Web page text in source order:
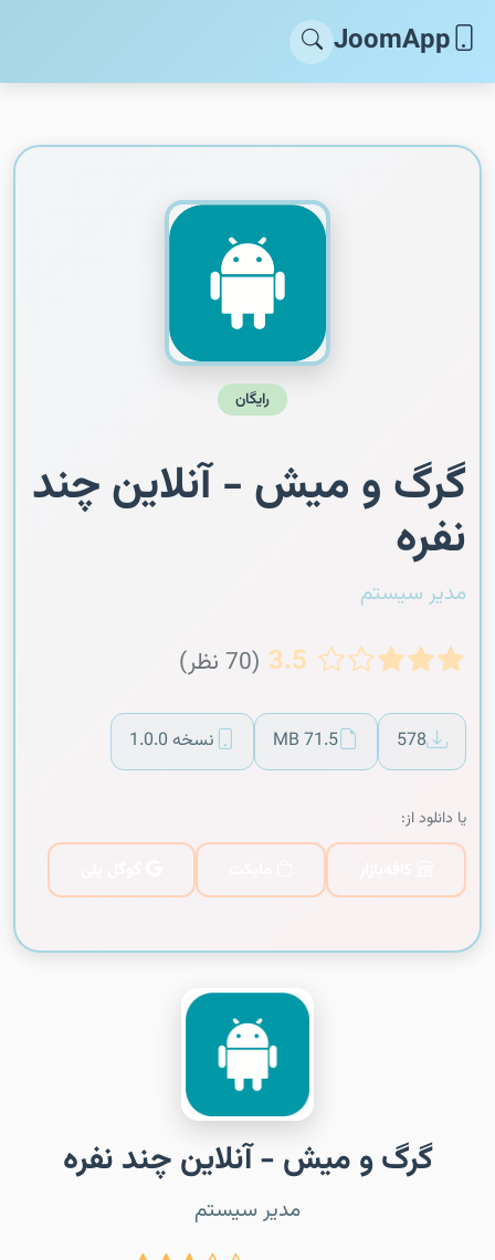
JoomApp
رایگان
گرگ و میش - آنلاین چند
نفره
مدیر سیستم
3.5 (70 نظر)
578
71.5 MB نسخه 1.0.0
یا دانلود از:
گرگ و میش - آنلاین چند نفره
مدیر سیستم